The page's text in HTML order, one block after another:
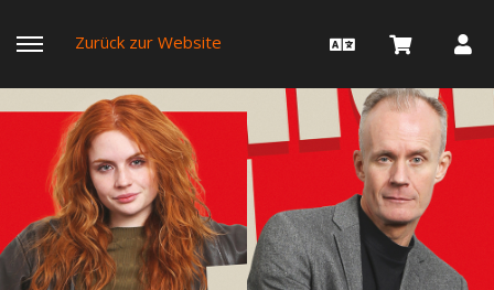
Zurück zur Website